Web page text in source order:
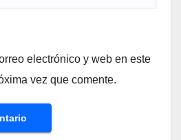
electrónico y web en este
vez que comente.